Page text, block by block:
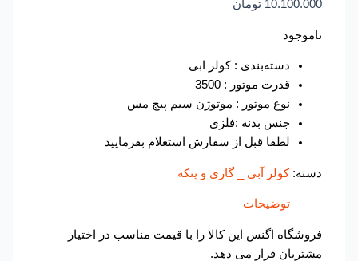
10.100.000 تومان
ناموجود
دسته‌بندی : کولر ابی
قدرت موتور : 3500
نوع موتور : موتوژن سیم پیچ مس
جنس بدنه :فلزی
لطفا قبل از سفارش استعلام بفرمایید
کولر آبی _ گازی و پنکه
توضیحات
فروشگاه اگنس این کالا را با قیمت مناسب در اختیار
مشتریان قرار می دهد.